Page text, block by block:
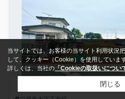
当サイトでは、お客様の当サイト利用状況
して、クッキー（Cookie）を使用していま
詳しくは、当社の 「Cookieの取扱いについ
閉じる